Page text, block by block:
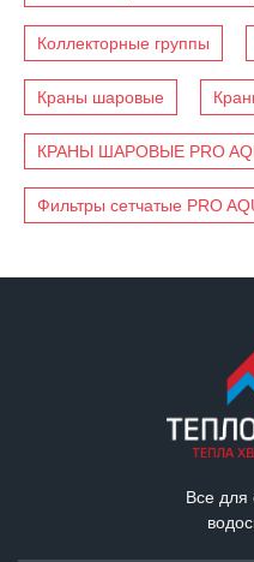
Коллекторные группы
Краны шаровые
КРАНЫ ШАРОВЫЕ PRO
Фильтры сетчатые PRO
Все для